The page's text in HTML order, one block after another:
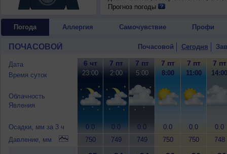
Прогноз погоды
Погода Аллергия Самочувствие Профи
ПОЧАСОВОЙ Почасовой Сегодня
Дата
Время суток
Облачность
Явления
Осадки, мм за 3 ч
Давление, мм
6 чт
23:00
0.0
750
7 пт
2:00
0.0
749
7 пт
5:00
0.0
749
7 пт
8:00
0.0
750
7 пт
11:00
0.0
750
7 пт
14:00
0.0
748